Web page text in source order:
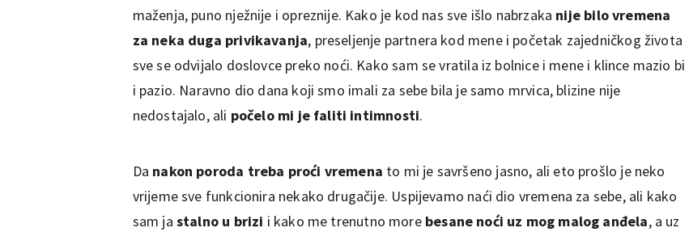
maženja, puno nježnije i opreznije. Kako je kod nas sve išlo nabrzaka nije bilo vremena
za neka duga privikavanja, preseljenje partnera kod mene i početak zajedničkog života
sve se odvijalo doslovce preko noći. Kako sam se vratila iz bolnice i mene i klince mazio bi
i pazio. Naravno dio dana koji smo imali za sebe bila je samo mrvica, blizine nije
nedostajalo, ali počelo mi je faliti intimnosti.
Da nakon poroda treba proći vremena to mi je savršeno jasno, ali eto prošlo je neko
vrijeme sve funkcionira nekako drugačije. Uspijevamo naći dio vremena za sebe, ali kako
sam ja stalno u brizi i kako me trenutno morebesane noći uz mog malog anđela, a uz